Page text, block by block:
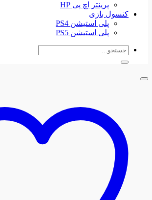
پرینتر اچ پی HP
کنسول بازی
پلی استیشن PS4
پلی استیشن PS5
جستجو